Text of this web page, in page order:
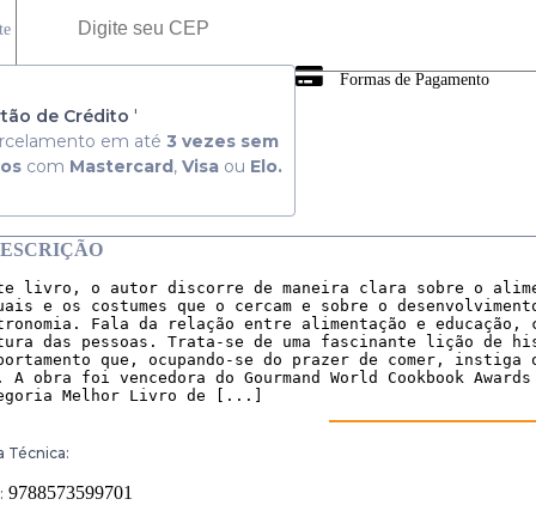
Formas de Pagamento
de Crédito '
em até 3 vezes sem
com Mastercard, Visa ou Elo.
livro, o autor discorre de maneira clara sobre o
e os costumes que o cercam e sobre o
Fala da relação entre alimentação e
das pessoas. Trata-se de uma fascinante lição de
que, ocupando-se do prazer de comer, instiga
obra foi vencedora do Gourmand World Cookbook Awards
Melhor Livro de [...]
Técnica:
9788573599701